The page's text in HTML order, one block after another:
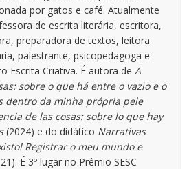
por gatos e café. Atualmente
de escrita literária, escritora,
preparadora de textos, leitora
palestrante, psicopedagoga e
Escrita Criativa. É autora de A
sobre o que há entre o vazio e o
dentro da minha própria pele
de las cosas: sobre lo que hay
(2024) e do didático Narrativas
Registrar o meu mundo e
É 3º lugar no Prêmio SESC